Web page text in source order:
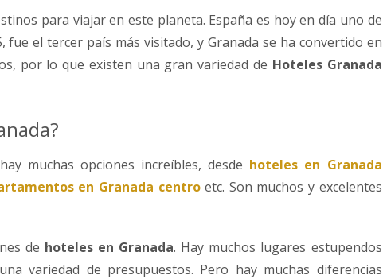
para viajar en este planeta. España es hoy en día uno de
fue el tercer país más visitado, y Granada se ha convertido en
por lo que existen una gran variedad de Hoteles Granada
muchas opciones increíbles, desde hoteles en Granada
en Granada centroetc. Son muchos y excelentes
de hoteles en Granada. Hay muchos lugares estupendos
variedad de presupuestos. Pero hay muchas diferencias